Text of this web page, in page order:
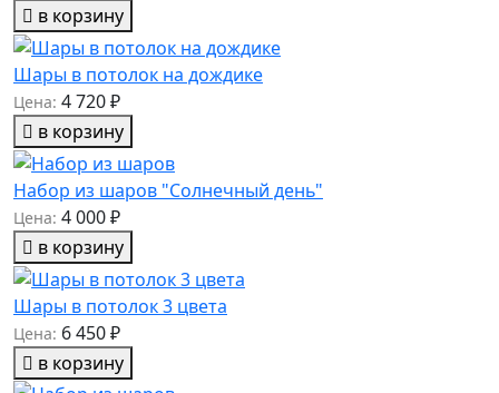
в корзину
Шары в потолок на дождике
Цена: 4 720 ₽
в корзину
Набор из шаров "Солнечный день"
Цена: 4 000 ₽
в корзину
Шары в потолок 3 цвета
Цена: 6 450 ₽
в корзину